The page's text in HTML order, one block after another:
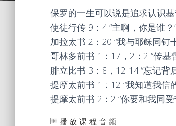
保罗的一生可以说是追求认识
使徒行传 9：4 “主啊，你是谁？”
加拉太书 2：20 “我与耶稣同钉
哥林多前书 1：17，2：2 “传基
腓立比书 3：8，12-14 “忘记背
提摩太前书 1：12 “我知道我信
提摩太前书 2：2 “你要和我同受
播放课程音频